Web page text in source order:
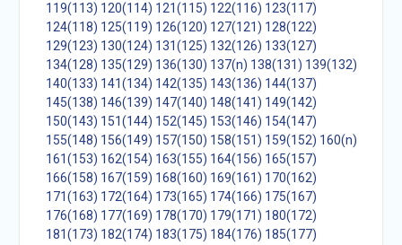
119(113) 120(114) 121(115) 122(116) 123(117)
124(118) 125(119) 126(120) 127(121) 128(122)
129(123) 130(124) 131(125) 132(126) 133(127)
134(128) 135(129) 136(130) 137(n) 138(131) 139(132)
140(133) 141(134) 142(135) 143(136) 144(137)
145(138) 146(139) 147(140) 148(141) 149(142)
150(143) 151(144) 152(145) 153(146) 154(147)
155(148) 156(149) 157(150) 158(151) 159(152) 160(n)
161(153) 162(154) 163(155) 164(156) 165(157)
166(158) 167(159) 168(160) 169(161) 170(162)
171(163) 172(164) 173(165) 174(166) 175(167)
176(168) 177(169) 178(170) 179(171) 180(172)
181(173) 182(174) 183(175) 184(176) 185(177)